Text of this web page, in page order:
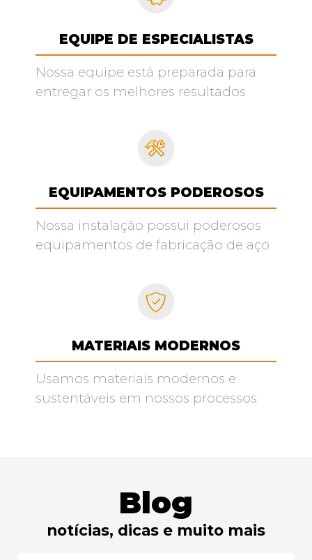
EQUIPE DE ESPECIALISTAS
Nossa equipe está preparada para
entregar os melhores resultados
EQUIPAMENTOS PODEROSOS
Nossa instalação possui poderosos
equipamentos de fabricação de aço
MATERIAIS MODERNOS
Usamos materiais modernos e
sustentáveis em nossos processos
Blog
notícias, dicas e muito mais